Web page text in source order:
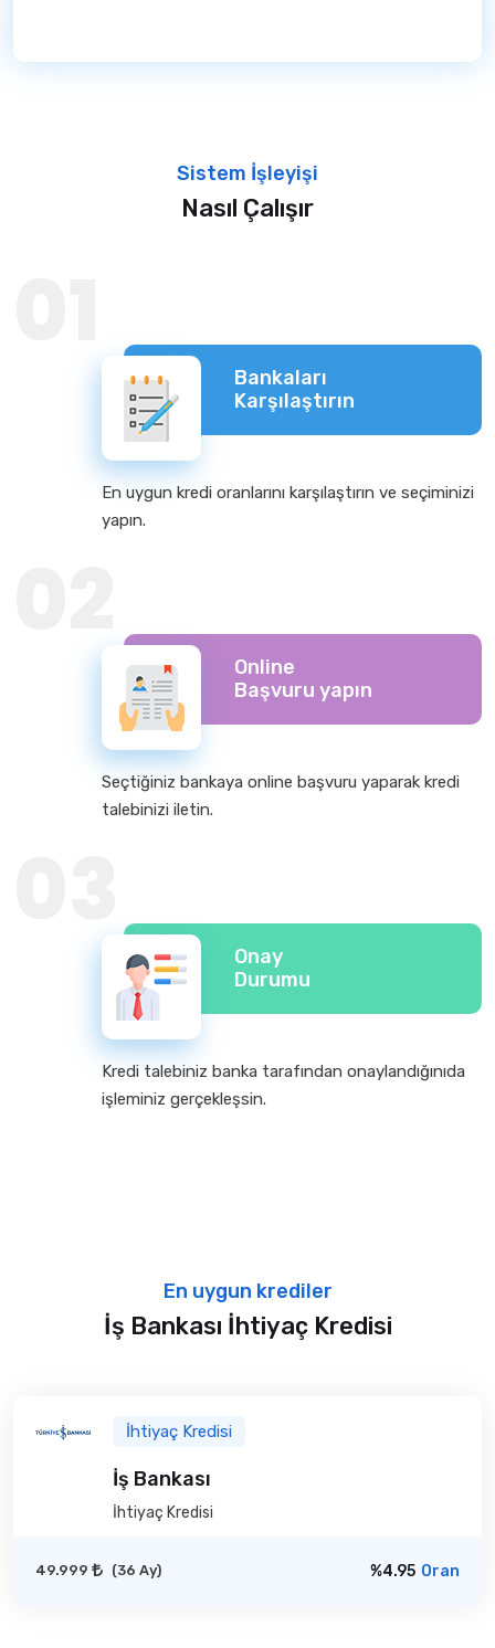
Sistem İşleyişi
Nasıl Çalışır
Bankaları
Karşılaştırın
En uygun kredi oranlarını karşılaştırın ve seçiminizi
yapın.
Online
Başvuru yapın
Seçtiğiniz bankaya online başvuru yaparak kredi
talebinizi iletin.
Onay
Durumu
Kredi talebiniz banka tarafından onaylandığınıda
işleminiz gerçekleşsin.
En uygun krediler
İş Bankası İhtiyaç Kredisi
İhtiyaç Kredisi
İş Bankası
İhtiyaç Kredisi
49.999 (36 Ay) %4.95 Oran